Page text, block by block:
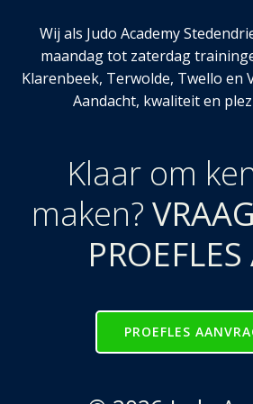
Wij als Judo Academy
maandag tot zaterdag
Klarenbeek, Terwolde, Twello en
Aandacht, kwaliteit en
Klaar om
maken?
PROEFLES